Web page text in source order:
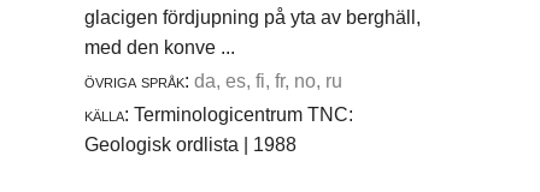
glacigen fördjupning på yta av berghäll,
med den konve ...
övriga språk: da, es, fi, fr, no, ru
källa: Terminologicentrum TNC:
Geologisk ordlista | 1988